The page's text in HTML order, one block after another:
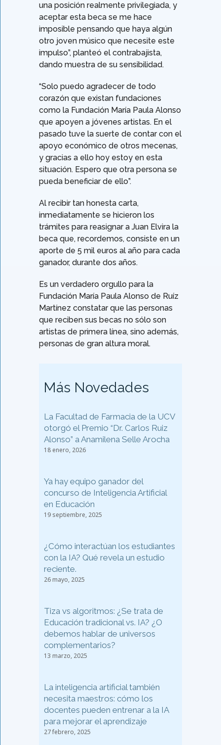
una posición realmente privilegiada, y
aceptar esta beca se me hace
imposible pensando que haya algún
otro joven músico que necesite este
impulso”, planteó el contrabajista,
dando muestra de su sensibilidad.
“Solo puedo agradecer de todo
corazón que existan fundaciones
como la Fundación María Paula Alonso
que apoyen a jóvenes artistas. En el
pasado tuve la suerte de contar con el
apoyo económico de otros mecenas,
y gracias a ello hoy estoy en esta
situación. Espero que otra persona se
pueda beneficiar de ello”.
Al recibir tan honesta carta,
inmediatamente se hicieron los
trámites para reasignar a Juan Elvira la
beca que, recordemos, consiste en un
aporte de 5 mil euros al año para cada
ganador, durante dos años.
Es un verdadero orgullo para la
Fundación María Paula Alonso de Ruíz
Martínez constatar que las personas
que reciben sus becas no sólo son
artistas de primera línea, sino además,
personas de gran altura moral.
Más Novedades
La Facultad de Farmacia de la UCV
otorgó el Premio “Dr. Carlos Ruiz
Alonso” a Anamilena Selle Arocha
18 enero, 2026
Ya hay equipo ganador del
concurso de Inteligencia Artificial
en Educación
19 septiembre, 2025
¿Cómo interactúan los estudiantes
con la IA? Qué revela un estudio
reciente.
26 mayo, 2025
Tiza vs algoritmos: ¿Se trata de
Educación tradicional vs. IA? ¿O
debemos hablar de universos
complementarios?
13 marzo, 2025
La inteligencia artificial también
necesita maestros: cómo los
docentes pueden entrenar a la IA
para mejorar el aprendizaje
27 febrero, 2025